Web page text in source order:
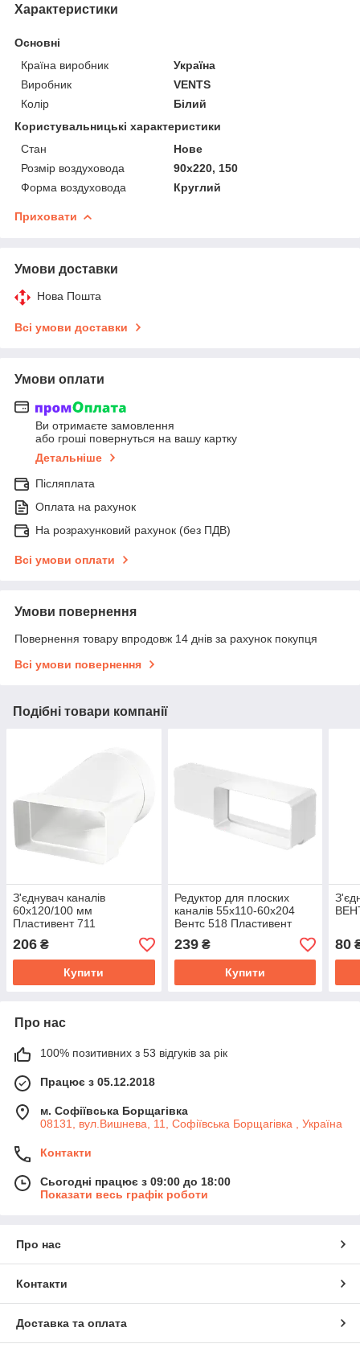
Характеристики
Основні
Країна виробник
Україна
Виробник
VENTS
Колір
Білий
Користувальницькі характеристики
Стан
Нове
Розмір воздуховода
90х220, 150
Форма воздуховода
Круглий
Приховати
Умови доставки
Нова Пошта
Всі умови доставки
Умови оплати
Ви отримаєте замовлення
або гроші повернуться на вашу картку
Детальніше
Післяплата
Оплата на рахунок
На розрахунковий рахунок (без ПДВ)
Всі умови оплати
Умови повернення
Повернення товару впродовж 14 днів за рахунок покупця
Всі умови повернення
Подібні товари компанії
З'єднувач каналів
60х120/100 мм
Пластивент 711
206 ₴
Купити
Редуктор для плоских
каналів 55х110-60х204
Вентс 518 Пластивент
239₴
Купити
80
Про нас
100% позитивних з 53 відгуків за рік
Працює з 05.12.2018
м. Софіївська Борщагівка
08131, вул.Вишнева, 11, Софіївська Борщагівка , Україна
Контакти
Сьогодні працює з 09:00 до 18:00
Показати весь графік роботи
Про нас
Контакти
Доставка та оплата